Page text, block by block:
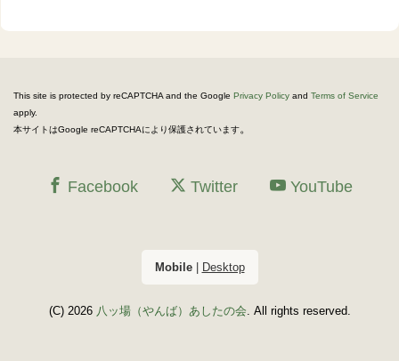
This site is protected by reCAPTCHA and the Google Privacy Policy and Terms of Service
apply.
本サイトはGoogle reCAPTCHAにより保護されています。
Facebook Twitter YouTube
Mobile| Desktop
(C) 2026 八ッ場（やんば）あしたの会. All rights reserved.